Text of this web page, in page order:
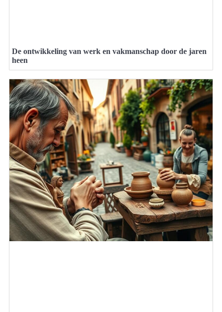
De ontwikkeling van werk en vakmanschap door de jaren
heen